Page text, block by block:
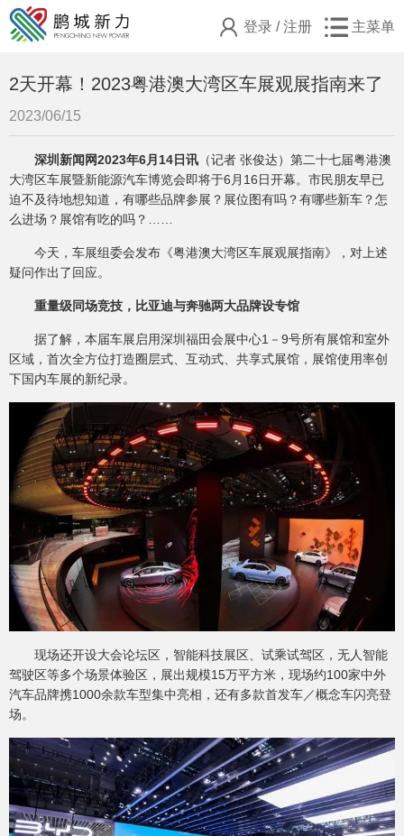
登录 /注册 主菜单
2天开幕！2023粤港澳大湾区车展观展指南来了
2023/06/15
深圳新闻网2023年6月14日讯 （记者 张俊达）第二十七届粤港澳
大湾区车展暨新能源汽车博览会即将于6月16日开幕。市民朋友早已
迫不及待地想知道，有哪些品牌参展？展位图有吗？有哪些新车？怎
么进场？展馆有吃的吗？……
今天，车展组委会发布《粤港澳大湾区车展观展指南》，对上述
疑问作出了回应。
重量级同场竞技，比亚迪与奔驰两大品牌设专馆
据了解，本届车展启用深圳福田会展中心1－9号所有展馆和室外
区域，首次全方位打造圈层式、互动式、共享式展馆，展馆使用率创
下国内车展的新纪录。
现场还开设大会论坛区，智能科技展区、试乘试驾区，无人智能
驾驶区等多个场景体验区，展出规模15万平方米，现场约100家中外
汽车品牌携1000余款车型集中亮相，还有多款首发车／概念车闪亮登
场。